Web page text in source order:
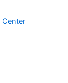
Center